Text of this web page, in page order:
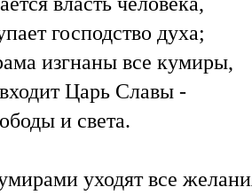
господство духа;
изгнаны все кумиры,
Царь Славы -
и света.
уходят все